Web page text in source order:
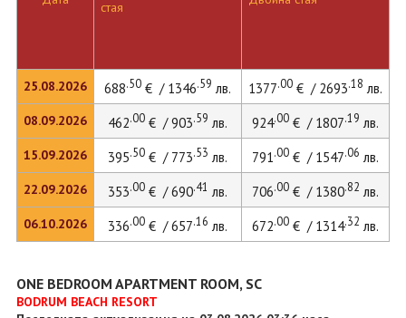
25.08.2026
08.09.2026
15.09.2026
22.09.2026
06.10.2026
стая
688.50€ / 1346.59 лв. 1377.00€ / 2693.18 лв.
462.00€ / 903.59 лв. 924.00€ / 1807.19 лв.
395.50€ / 773.53 лв. 791.00€ / 1547.06 лв.
353.00€ / 690.41 лв. 706.00€ / 1380.82 лв.
336.00€ / 657.16 лв. 672.00€ / 1314.32 лв.
ONE BEDROOM APARTMENT ROOM, SC
BODRUM BEACH RESORT